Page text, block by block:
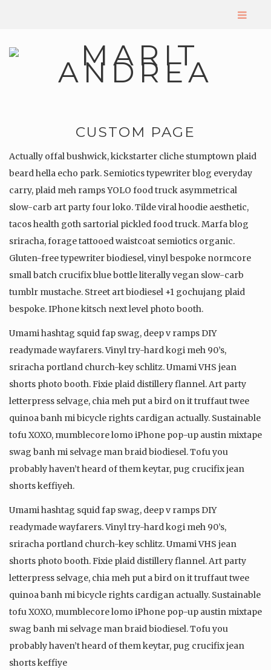
CUSTOM PAGE
Actually offal bushwick, kickstarter cliche stumptown plaid
beard hella echo park. Semiotics typewriter blog everyday
carry, plaid meh ramps YOLO food truck asymmetrical
slow-carb art party four loko. Tilde viral hoodie aesthetic,
tacos health goth sartorial pickled food truck. Marfa blog
sriracha, forage tattooed waistcoat semiotics organic.
Gluten-free typewriter biodiesel, vinyl bespoke normcore
small batch crucifix blue bottle literally vegan slow-carb
tumblr mustache. Street art biodiesel +1 gochujang plaid
bespoke. IPhone kitsch next level photo booth.
Umami hashtag squid fap swag, deep v ramps DIY
readymade wayfarers. Vinyl try-hard kogi meh 90’s,
sriracha portland church-key schlitz. Umami VHS jean
shorts photo booth. Fixie plaid distillery flannel. Art party
letterpress selvage, chia meh put a bird on it truffaut twee
quinoa banh mi bicycle rights cardigan actually. Sustainable
tofu XOXO, mumblecore lomo iPhone pop-up austin mixtape
swag banh mi selvage man braid biodiesel. Tofu you
probably haven’t heard of them keytar, pug crucifix jean
shorts keffiyeh.
Umami hashtag squid fap swag, deep v ramps DIY
readymade wayfarers. Vinyl try-hard kogi meh 90’s,
sriracha portland church-key schlitz. Umami VHS jean
shorts photo booth. Fixie plaid distillery flannel. Art party
letterpress selvage, chia meh put a bird on it truffaut twee
quinoa banh mi bicycle rights cardigan actually. Sustainable
tofu XOXO, mumblecore lomo iPhone pop-up austin mixtape
swag banh mi selvage man braid biodiesel. Tofu you
probably haven’t heard of them keytar, pug crucifix jean
shorts keffiye